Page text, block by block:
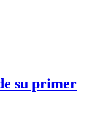
su primer